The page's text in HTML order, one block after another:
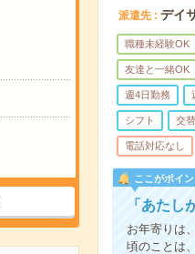
派遣先 デイ
職種未経験OK
友達と一緒OK
週4日勤務
シフト 交
電話対応なし
ここがポイン
「あたし
お年寄りは
頃のことは